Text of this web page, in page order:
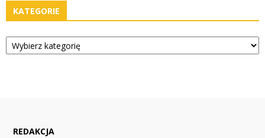
KATEGORIE
Kategorie
REDAKCJA